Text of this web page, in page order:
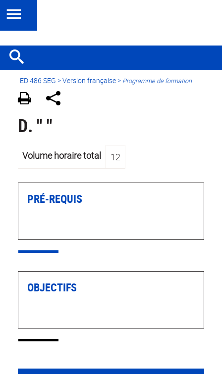
ED 486 SEG >Version française> Programme de formation
D. " "
Volume horaire total 12
PRÉ-REQUIS
OBJECTIFS